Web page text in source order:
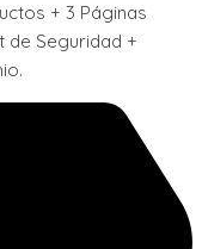
+ 3 Páginas
de Seguridad +